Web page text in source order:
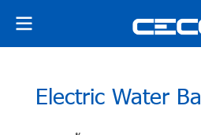
Electric Water